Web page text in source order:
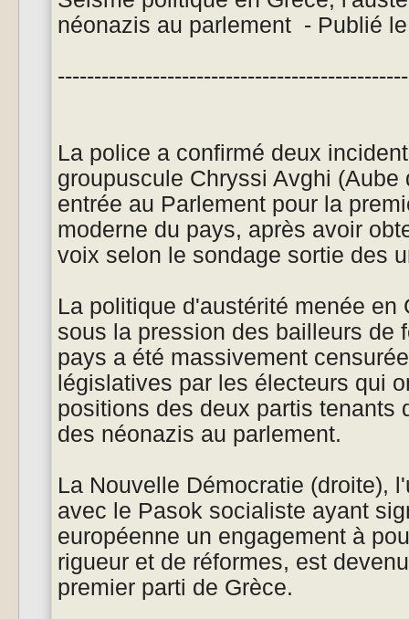
néonazis au parlement - Publié
La police a confirmé deux
groupuscule Chryssi Avghi (Aube
entrée au Parlement pour la
moderne du pays, après avoir
voix selon le sondage sortie des
La politique d'austérité menée en
sous la pression des bailleurs de
pays a été massivement
législatives par les électeurs qui
positions des deux partis tenants
des néonazis au parlement.
La Nouvelle Démocratie (droite),
avec le Pasok socialiste ayant
européenne un engagement à
rigueur et de réformes, est
premier parti de Grèce.